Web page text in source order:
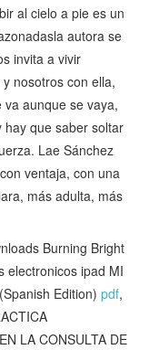
al cielo a pie es un
autora se
invita a vivir
nosotros con ella,
aunque se vaya,
que saber soltar
Lae Sánchez
ventaja, con una
más adulta, más
Burning Bright
electronicos ipad MI
Edition)pdf,
LA CONSULTA DE